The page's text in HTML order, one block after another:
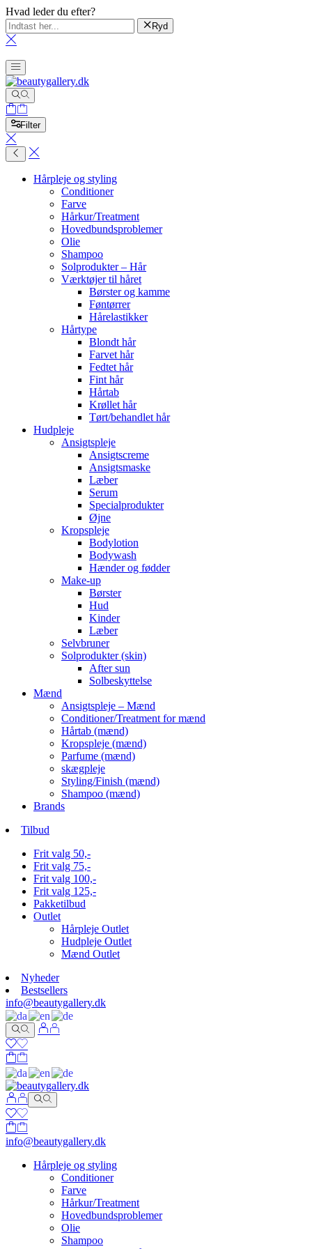
Hvad leder du efter?
Ryd
Filter
Hårpleje og styling
Conditioner
Farve
Hårkur/Treatment
Hovedbundsproblemer
Olie
Shampoo
Solprodukter – Hår
Værktøjer til håret
Børster og kamme
Føntørrer
Hårelastikker
Hårtype
Blondt hår
Farvet hår
Fedtet hår
Fint hår
Hårtab
Krøllet hår
Tørt/behandlet hår
Hudpleje
Ansigtspleje
Ansigtscreme
Ansigtsmaske
Læber
Serum
Specialprodukter
Øjne
Kropspleje
Bodylotion
Bodywash
Hænder og fødder
Make-up
Børster
Hud
Kinder
Læber
Selvbruner
Solprodukter (skin)
After sun
Solbeskyttelse
Mænd
Ansigtspleje – Mænd
Conditioner/Treatment for mænd
Hårtab (mænd)
Kropspleje (mænd)
Parfume (mænd)
skægpleje
Styling/Finish (mænd)
Shampoo (mænd)
Brands
Tilbud
Frit valg 50,-
Frit valg 75,-
Frit valg 100,-
Frit valg 125,-
Pakketilbud
Outlet
Hårpleje Outlet
Hudpleje Outlet
Mænd Outlet
Nyheder
Bestsellers
info@beautygallery.dk
info@beautygallery.dk
Hårpleje og styling
Conditioner
Farve
Hårkur/Treatment
Hovedbundsproblemer
Olie
Shampoo